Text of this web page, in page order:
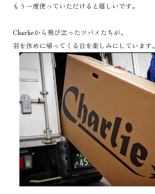
もう一度使っていただけると嬉しいです。
Charlieから飛び立ったツバメたち が、
羽を休めに帰ってくる日を楽しみにしています。